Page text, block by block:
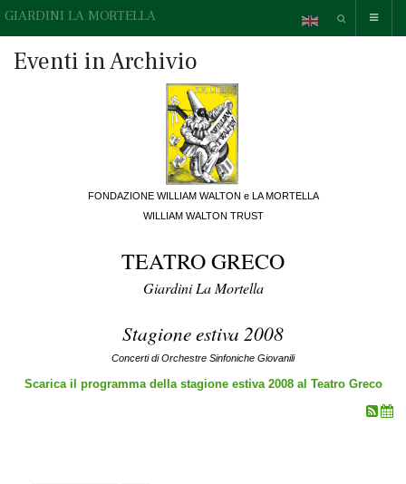
GIARDINI LA MORTELLA
Eventi in Archivio
FONDAZIONE WILLIAM WALTON e LA MORTELLA
WILLIAM WALTON TRUST
TEATRO GRECO
Giardini La Mortella
Stagione estiva 2008
Concerti di Orchestre Sinfoniche Giovanili
Scarica il programma della stagione estiva 2008 al Teatro Greco